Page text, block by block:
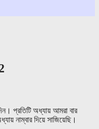
প্রতিটি অধ্যায় আমরা বার
নাম্বার দিয়ে সাজিয়েছি।